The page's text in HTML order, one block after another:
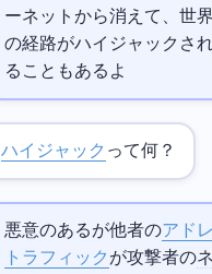
ーネットから消えて、世界中
の経路がハイジャックされ
ることもあるよ
BGPハイジャック って何？
悪意のあるASが他者のIPアド
トラフィック が攻撃者の